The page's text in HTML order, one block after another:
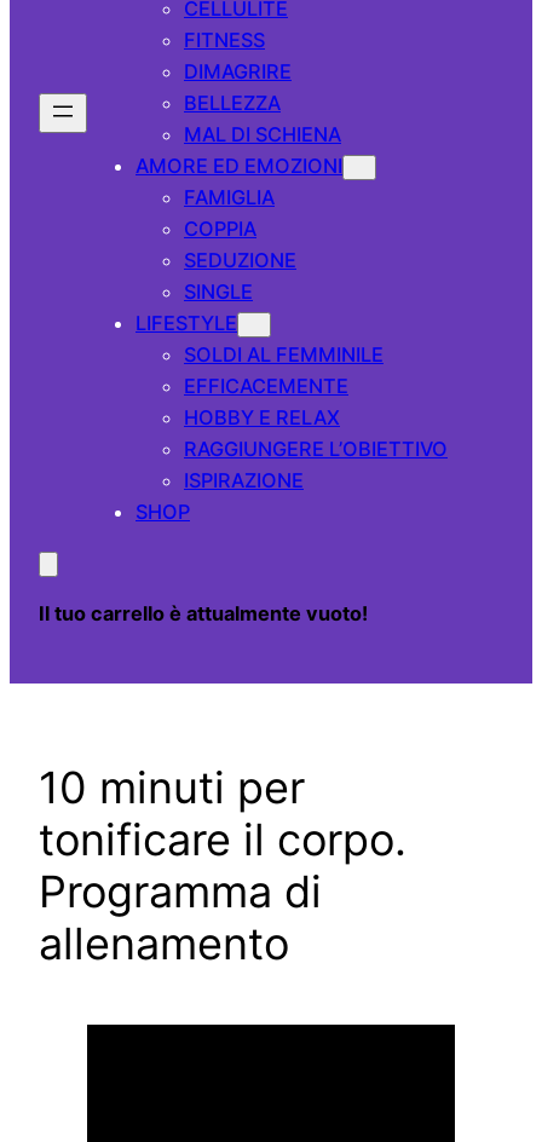
CELLULITE
FITNESS
DIMAGRIRE
BELLEZZA
MAL DI SCHIENA
AMORE ED EMOZIONI
FAMIGLIA
COPPIA
SEDUZIONE
SINGLE
LIFESTYLE
SOLDI AL FEMMINILE
EFFICACEMENTE
HOBBY E RELAX
RAGGIUNGERE L’OBIETTIVO
ISPIRAZIONE
SHOP
Il tuo carrello è attualmente vuoto!
10 minuti per
tonificare il corpo.
Programma di
allenamento